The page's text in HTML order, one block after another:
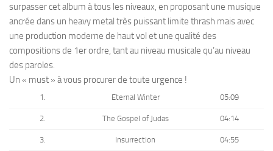
surpasser cet album à tous les niveaux, en proposant une musique
ancrée dans un heavy metal très puissant limite thrash mais avec
une production moderne de haut vol et une qualité des
compositions de 1er ordre, tant au niveau musicale qu’au niveau
des paroles.
Un « must » à vous procurer de toute urgence !
1. Eternal Winter 05:09
2. The Gospel of Judas 04:14
3. Insurrection 04:55